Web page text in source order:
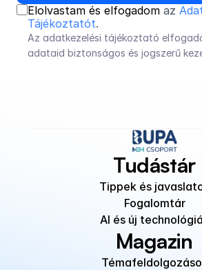
Elolvastam és elfogadom az
Tájékoztatót.
Az adatkezelési tájékoztató
adataid biztonságos és jogszerű
Tudástár
Tippek és
Fogalomtár
AI és új
Magazin